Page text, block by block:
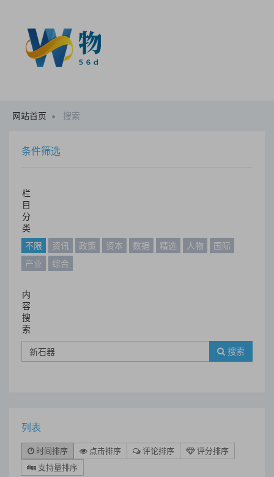
网站首页 搜索
条件筛选
栏
目
分
类
不限
资讯 政策 资本 数据 精选 人物
国际
产业
综合
内
容
搜
索
搜索
列表
时间排序 点击排序 评论排序
评分排序
支持量排序